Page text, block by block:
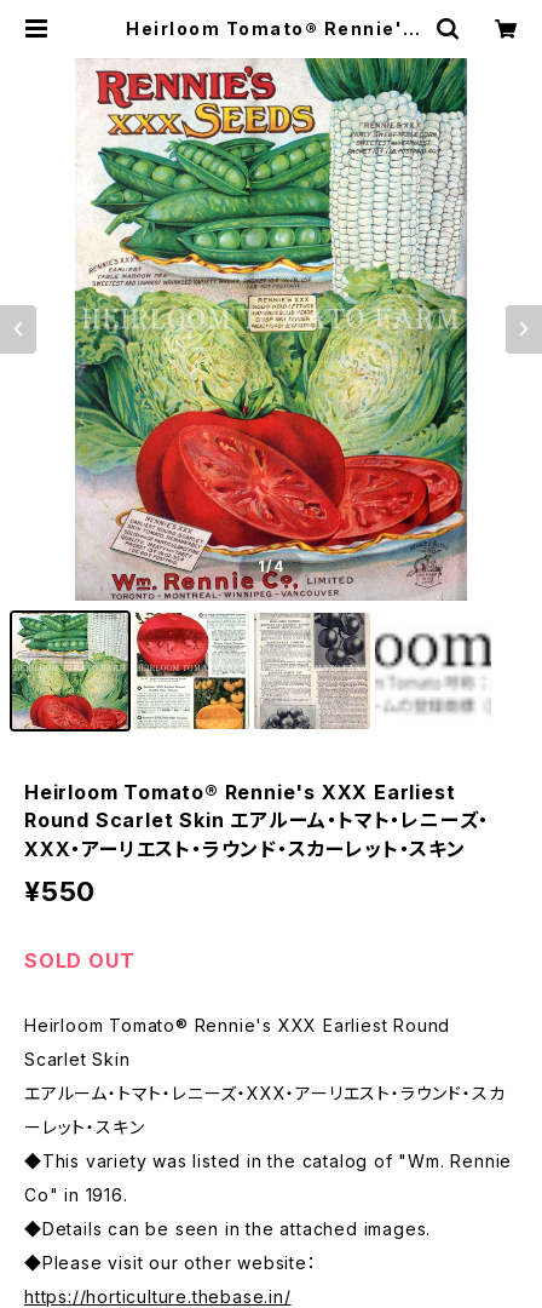
Heirloom Tomato® Rennie's
kin エアルーム・トマト・レニーズ・X
XX・アーリエスト・ラウンド・スカーレ
ット・スキン | Heirloom Tomato
Farm
1/4
Heirloom Tomato® Rennie's XXX Earliest
Round Scarlet Skin エアルーム・トマト・レニーズ・
XXX・アーリエスト・ラウンド・スカーレット・スキン
¥550
SOLD OUT
Heirloom Tomato® Rennie's XXX Earliest Round
Scarlet Skin
エアルーム・トマト・レニーズ・XXX・アーリエスト・ラウンド・スカ
ーレット・スキン
◆This variety was listed in the catalog of "Wm. Rennie
Co" in 1916.
◆Details can be seen in the attached images.
◆Please visit our other website：
https://horticulture.thebase.in/